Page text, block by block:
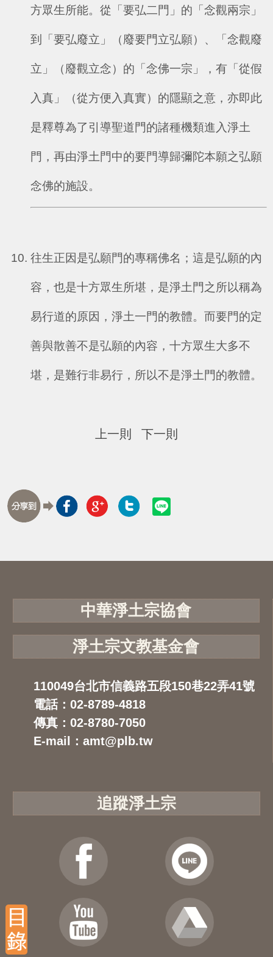
方眾生所能。從「要弘二門」的「念觀兩宗」
到「要弘廢立」（廢要門立弘願）、「念觀廢
立」（廢觀立念）的「念佛一宗」，有「從假
入真」（從方便入真實）的隱顯之意，亦即此
是釋尊為了引導聖道門的諸種機類進入淨土
門，再由淨土門中的要門導歸彌陀本願之弘願
念佛的施設。
往生正因是弘願門的專稱佛名；這是弘願的內
容，也是十方眾生所堪，是淨土門之所以稱為
易行道的原因，淨土一門的教體。而要門的定
善與散善不是弘願的內容，十方眾生大多不
堪，是難行非易行，所以不是淨土門的教體。
上一則 下一則
中華淨土宗協會
淨土宗文教基金會
110049台北市信義路五段150巷22弄41號
電話：02-8789-4818
傳真：02-8780-7050
E-mail：amt@plb.tw
追蹤淨土宗